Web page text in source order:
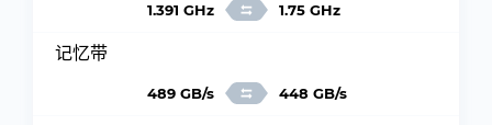
1.391 GHz 1.75 GHz
记忆带
489 GB/s 448 GB/s